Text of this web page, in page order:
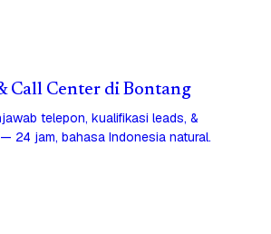
Call Center di Bontang
telepon, kualifikasi leads, &
24 jam, bahasa Indonesia natural.